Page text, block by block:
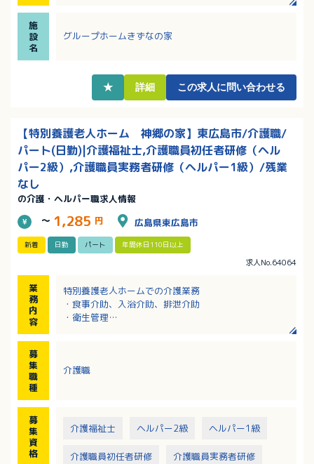
施
設
名
グループホームきずなの家
★ 詳細 この求人に問い合わせる
【特別養護老人ホーム 神郷の家】東広島市/介護職/
パート(日勤)|介護福祉士,介護職員初任者研修（ヘル
パー2級）,介護職員実務者研修（ヘルパー1級）/残業
なし
の介護・ヘルパー職求人情報
～ 1,285 円 広島県東広島市
新着 日勤 パート 年間休日110日以上
求人No.64064
業
務
内
容
特別養護老人ホームでの介護業務
・食事介助、入浴介助、排泄介助
・衛生管理
募
集
職
種
介護職
募
集
資
格
介護福祉士 ヘルパー2級 ヘルパー1級
介護職員初任者研修 介護職員実務者研修